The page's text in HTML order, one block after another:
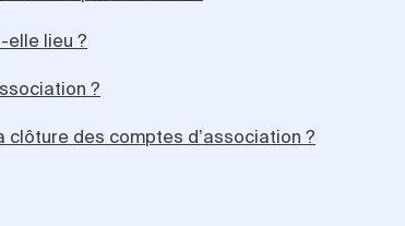
elle lieu ?
?
des comptes d’association ?